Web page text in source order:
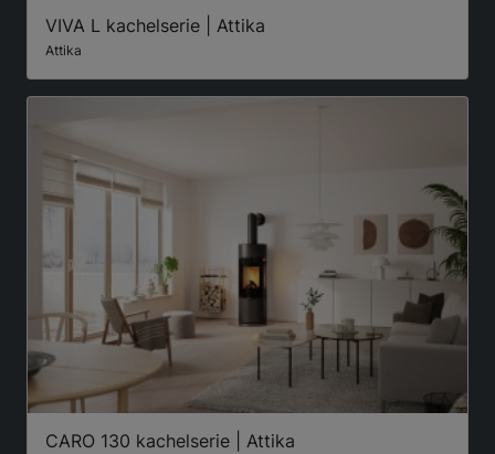
VIVA L kachelserie | Attika
Attika
CARO 130 kachelserie | Attika